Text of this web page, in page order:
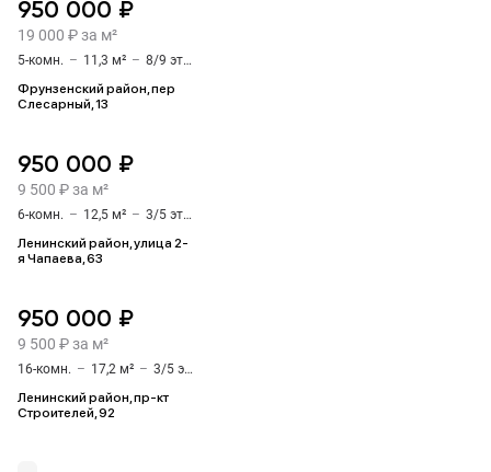
950 000 ₽
19 000 ₽ за м²
5-комн. – 11,3 м² –
8/9 этаж
Фрунзенский район, пер
Слесарный, 13
950 000 ₽
9 500 ₽ за м²
6-комн. – 12,5 м² –
3/5 этаж
Ленинский район, улица 2-
я Чапаева, 63
950 000 ₽
9 500 ₽ за м²
16-комн. – 17,2 м² –
3/5 этаж
Ленинский район, пр-кт
Строителей, 92